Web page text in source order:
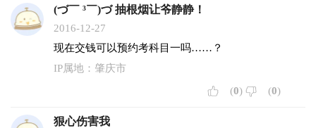
(づ￣ ³￣)づ 抽根烟让爷静静！
2016-12-27
现在交钱可以预约考科目一吗……？
IP属地：肇庆市
(0) (0)
狠心伤害我